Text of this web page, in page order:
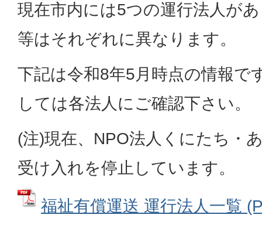
現在市内には5つの運行法人が
等はそれぞれに異なります。
下記は令和8年5月時点の情報で
しては各法人にご確認下さい。
(注)現在、NPO法人くにたち・
受け入れを停止しています。
福祉有償運送 運行法人一覧